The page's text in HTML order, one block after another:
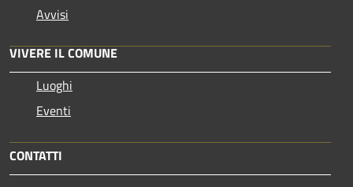
Avvisi
VIVERE IL COMUNE
Luoghi
Eventi
CONTATTI